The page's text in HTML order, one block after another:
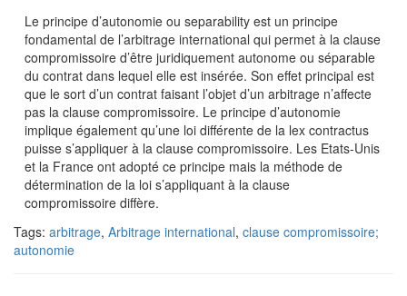
Le principe d’autonomie ou separability est un principe
fondamental de l’arbitrage international qui permet à la clause
compromissoire d’être juridiquement autonome ou séparable
du contrat dans lequel elle est insérée. Son effet principal est
que le sort d’un contrat faisant l’objet d’un arbitrage n’affecte
pas la clause compromissoire. Le principe d’autonomie
implique également qu’une loi différente de la lex contractus
puisse s’appliquer à la clause compromissoire. Les Etats-Unis
et la France ont adopté ce principe mais la méthode de
détermination de la loi s’appliquant à la clause
compromissoire diffère.
Tags: arbitrage, Arbitrage international, clause compromissoire;
autonomie